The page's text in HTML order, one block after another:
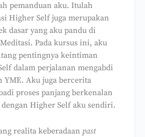
pemanduan aku. Itulah
Higher Self juga merupakan
dasar yang aku pandu di
Pada kursus ini, aku
pentingnya keintiman
dalam perjalanan mengabdi
YME. Aku juga bercerita
proses panjang berkenalan
Higher Self aku sendiri.
realita keberadaan past